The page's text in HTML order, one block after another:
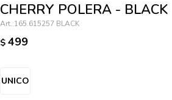
CHERRY POLERA - BLACK
165.615257 BLACK
$ 499
UNICO
095305135